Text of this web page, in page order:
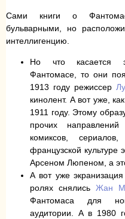
Сами книги о
бульварными, но
интеллигенцию.
Но что касается
Фантомасе, то они
1913 году режиссер
кинолент. А вот уже,
1911 году. Этому
прочих
комиксов,
французской культуре
Арсеном Люпеном, а
А вот уже
ролях снялись Жан
Фантомаса для
аудитории. А в 1980